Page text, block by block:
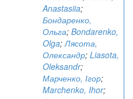
Anastasiia;
Бондаренко,
Ольга; Bondarenko,
Olga;Лясота,
Олександр; Liasota,
Oleksandr;
Марченко, Ігор;
Marchenko, Ihor;